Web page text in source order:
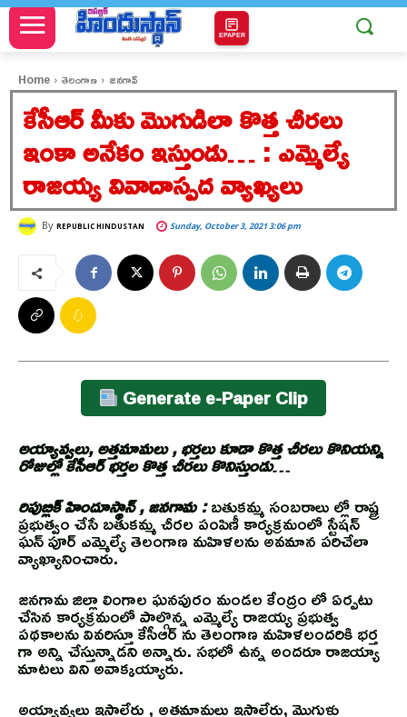
EPAPER
Home తెలంగాణ జనగావ్
కేసీఆర్ మీకు మొగుడిలా కొత్త చీరలు
ఇంకా అనేకం ఇస్తుండు… : ఎమ్మెల్యే
రాజయ్య వివాదాస్పద వ్యాఖ్యలు
By REPUBLIC HINDUSTAN Sunday, October 3, 2021 3:06 pm
Generate e-Paper Clip
అయ్యావ్వలు, అత్తమామలు , భర్తలు కూడా కొత్త చీరలు కొనియన్ని
రోజుల్లో కేసీఆర్ భర్తల కొత్త చీరలు కొనిస్తుండు…
రిపుబ్లిక్ హిందూస్థాన్ , జనగామ :బతుకమ్మ సంబరాలు ల్లో రాష్ట్ర
ప్రభుత్వం చేసే బతుకమ్మ చీరల పంపిణీ కార్యక్రమంలో స్టేషన్
ఘన్ పూర్ ఎమ్మెల్యే తెలంగాణ మహిళలను అవమాన పరిచేలా
వ్యాఖ్యానించారు.
జనగామ జిల్లా లింగాల ఘనపురం మండల కేంద్రం లో ఏర్పటు
చేసిన కార్యక్రమంలో పాల్గొన్న ఎమ్మెల్యే రాజయ్య ప్రభుత్వ
పథకాలను వివరిస్తూ కేసీఆర్ ను తెలంగాణ మహిళలందరికి భర్త
గా అన్ని చేస్తున్నాడని అన్నారు. సభలో ఉన్న అందరూ రాజయ్యా
మాటలు విని అవాక్కయ్యారు.
అయ్యావ్వలు ఇస్తాలేరు , అత్తమామలు ఇస్తాలేరు, మొగుళ్లు